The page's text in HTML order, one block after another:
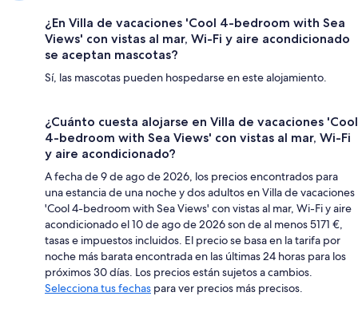
¿En Villa de vacaciones 'Cool 4-bedroom with Sea
Views' con vistas al mar, Wi-Fi y aire acondicionado
se aceptan mascotas?
Sí, las mascotas pueden hospedarse en este alojamiento.
¿Cuánto cuesta alojarse en Villa de vacaciones 'Cool
4-bedroom with Sea Views' con vistas al mar, Wi-Fi
y aire acondicionado?
A fecha de 9 de ago de 2026, los precios encontrados para
una estancia de una noche y dos adultos en Villa de vacaciones
'Cool 4-bedroom with Sea Views' con vistas al mar, Wi-Fi y aire
acondicionado el 10 de ago de 2026 son de al menos 5171 €,
tasas e impuestos incluidos. El precio se basa en la tarifa por
noche más barata encontrada en las últimas 24 horas para los
próximos 30 días. Los precios están sujetos a cambios.
Selecciona tus fechas para ver precios más precisos.